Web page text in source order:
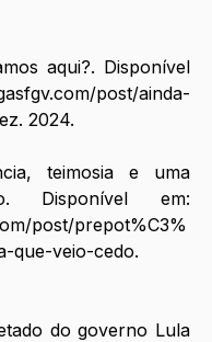
aqui?. Disponível
post/ainda-
2024.
teimosia e uma
post/prepot%C3%
que-veio-cedo.
do governo Lula